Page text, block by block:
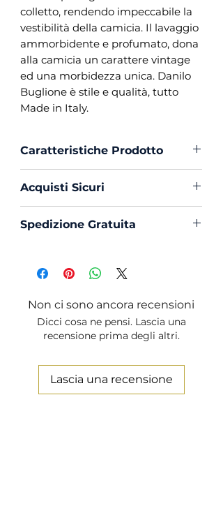
colletto, rendendo impeccabile la
vestibilità della camicia. Il lavaggio
ammorbidente e profumato, dona
alla camicia un carattere vintage
ed una morbidezza unica. Danilo
Buglione è stile e qualità, tutto
Made in Italy.
Caratteristiche Prodotto
Collo : Coreano
Polso :Tondo
Composizione :65% Lino 35%
Produzione :
100% Made in
Trattamento :Lavaggio
Profumato e Ammorbidente
Acquisti Sicuri
sicurezza con PayPal o Carta di
Spedizione Gratuita
Gratuita
Non ci sono ancora recensioni
Dicci cosa ne pensi. Lascia una
recensione prima degli altri.
Lascia una recensione